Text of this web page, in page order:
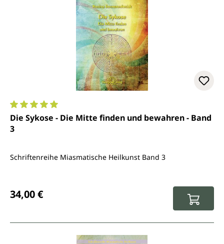
Durchschnittliche Bewertung von 5 von 5 Sternen
Die Sykose - Die Mitte finden und bewahren - Band
3
Schriftenreihe Miasmatische Heilkunst Band 3
34,00 €